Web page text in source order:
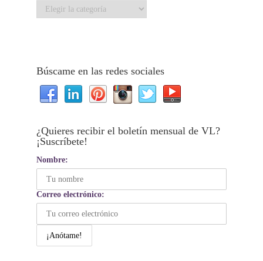
Busca
por
Búscame en las redes sociales
¿Quieres recibir el boletín mensual de VL?
¡Suscríbete!
Nombre:
Correo electrónico: